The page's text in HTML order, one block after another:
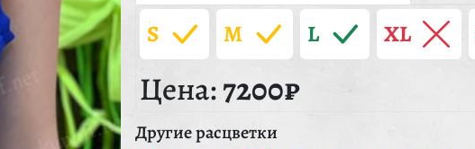
S M L XL
Цена:7200₽
Другие расцветки